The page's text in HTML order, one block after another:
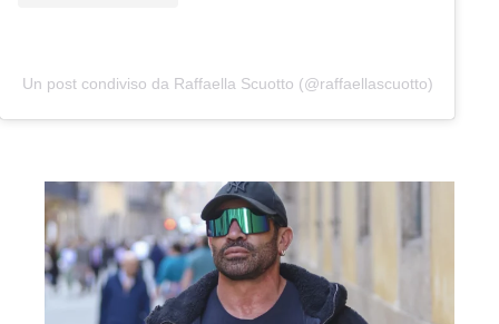
Un post condiviso da Raffaella Scuotto (@raffaellascuotto)